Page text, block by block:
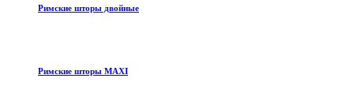
Римские шторы двойные
Римские шторы MAXI